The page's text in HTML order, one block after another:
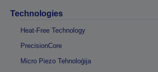
Technologies
Heat-Free Technology
PrecisionCore
Micro Piezo Tehnoloģija